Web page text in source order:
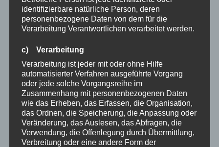
identifizierbare natürliche Person, deren
personenbezogene Daten von dem für die
Verarbeitung Verantwortlichen verarbeitet werden.
c) Verarbeitung
Verarbeitung ist jeder mit oder ohne Hilfe
automatisierter Verfahren ausgeführte Vorgang
oder jede solche Vorgangsreihe im
Zusammenhang mit personenbezogenen Daten
wie das Erheben, das Erfassen, die Organisation,
das Ordnen, die Speicherung, die Anpassung oder
Veränderung, das Auslesen, das Abfragen, die
Verwendung, die Offenlegung durch Übermittlung,
Verbreitung oder eine andere Form der